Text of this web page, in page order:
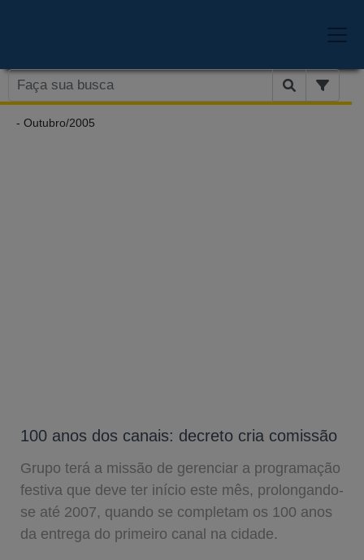
- Outubro/2005
100 anos dos canais: decreto cria comissão
Grupo terá a missão de gerenciar a programação
festiva que deve ter início este mês, prolongando-
se até 2007, quando se completam os 100 anos
da entrega do primeiro canal na cidade.